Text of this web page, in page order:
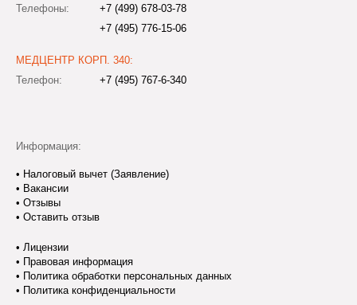
Телефоны:
+7 (499) 678-03-78
+7 (495) 776-15-06
МЕДЦЕНТР КОРП. 340:
Телефон:
+7 (495) 767-6-340
Информация:
• Налоговый вычет (Заявление)
• Вакансии
• Отзывы
• Оставить отзыв
• Лицензии
• Правовая информация
• Политика обработки персональных данных
• Политика конфиденциальности